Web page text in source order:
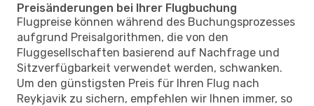
Preisänderungen bei Ihrer Flugbuchung
Flugpreise können während des Buchungsprozesses
aufgrund Preisalgorithmen, die von den
Fluggesellschaften basierend auf Nachfrage und
Sitzverfügbarkeit verwendet werden, schwanken.
Um den günstigsten Preis für Ihren Flug nach
Reykjavik zu sichern, empfehlen wir Ihnen immer, so